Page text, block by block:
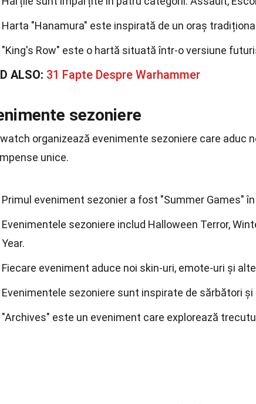
Harta "Hanamura" este inspirată de un oraș
"King's Row" este o hartă situată într-o versiune
ALSO: 31 Fapte Despre Warhammer
sezoniere
organizează evenimente sezoniere care aduc
unice.
Primul eveniment sezonier a fost "Summer Games" în
Evenimentele sezoniere includ Halloween Terror,
Year.
Fiecare eveniment aduce noi skin-uri, emote-uri și
Evenimentele sezoniere sunt inspirate de sărbători
"Archives" este un eveniment care explorează